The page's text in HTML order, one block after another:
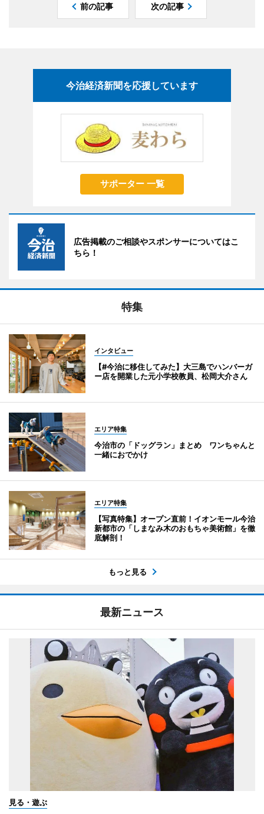
前の記事 次の記事
今治経済新聞を応援しています
サポーター 一覧
広告掲載のご相談やスポンサーについてはこ
ちら！
特集
インタビュー
【#今治に移住してみた】大三島でハンバーガ
ー店を開業した元小学校教員、松岡大介さん
エリア特集
今治市の「ドッグラン」まとめ ワンちゃんと
一緒におでかけ
エリア特集
【写真特集】オープン直前！イオンモール今治
新都市の「しまなみ木のおもちゃ美術館」を徹
底解剖！
もっと見る
最新ニュース
見る・遊ぶ